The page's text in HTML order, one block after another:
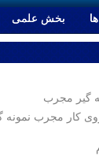
بخش علمی
دانستنی ها
دانستنی ها
مطالب علمی
گیر مجرب
کار مجرب نمونه